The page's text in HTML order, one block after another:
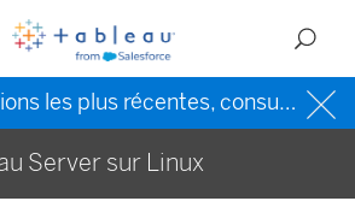
Pour les informations les plus récentes, consultez l’
Server sur Linux